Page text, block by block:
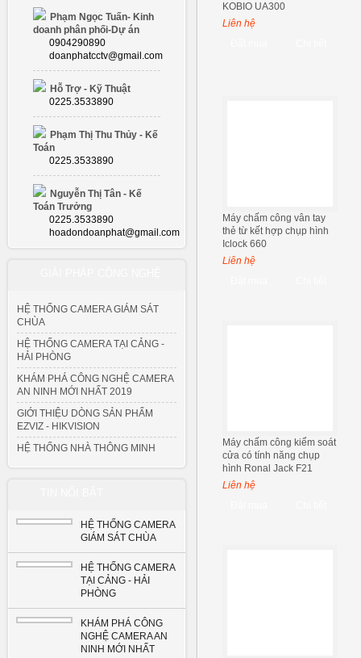
Phạm Ngọc Tuấn- Kinh
doanh phân phối-Dự án
0904290890
doanphatcctv@gmail.com
Hỗ Trợ - Kỹ Thuật
0225.3533890
Phạm Thị Thu Thủy - Kế
Toán
0225.3533890
Nguyễn Thị Tân - Kế
Toán Trưởng
0225.3533890
hoadondoanphat@gmail.com
HỆ THỐNG CAMERA GIÁM SÁT
CHÙA
HỆ THỐNG CAMERA TẠI CẢNG -
HẢI PHÒNG
KHÁM PHÁ CÔNG NGHỆ CAMERA
AN NINH MỚI NHẤT 2019
GIỚI THIỆU DÒNG SẢN PHẨM
EZVIZ - HIKVISION
HỆ THỐNG NHÀ THÔNG MINH
HỆ THỐNG CAMERA
GIÁM SÁT CHÙA
HỆ THỐNG CAMERA
TẠI CẢNG - HẢI
PHÒNG
KHÁM PHÁ CÔNG
NGHỆ CAMERA AN
NINH MỚI NHẤT
KOBIO UA300
Liên hệ
Máy chấm công vân tay
thẻ từ kết hợp chụp hình
Iclock 660
Liên hệ
Máy chấm công kiểm soát
cửa có tính năng chụp
hình Ronal Jack F21
Liên hệ